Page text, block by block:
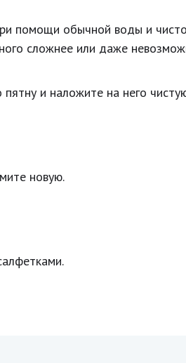
помощи обычной воды и
сложнее или даже
и наложите на него
новую.